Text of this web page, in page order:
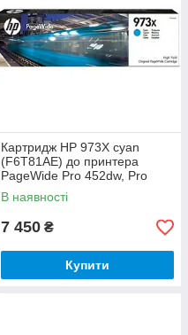
Картридж HP 973X cyan
(F6T81AE) до принтера
PageWide Pro 452dw, Pro
477dw, P57750dw
В наявності
7 450 ₴
Купити